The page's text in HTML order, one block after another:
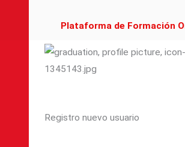
Plataforma de Formación
Registro nuevo usuario